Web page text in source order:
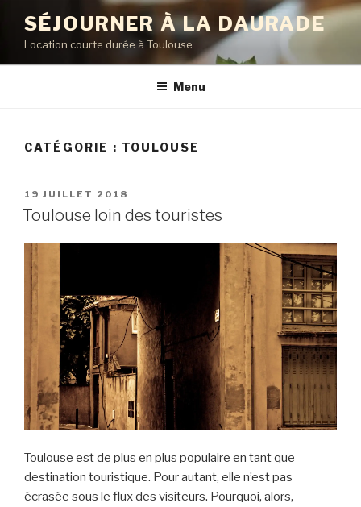
contenu
principal
SÉJOURNER À LA DAURADE
Location courte durée à Toulouse
Menu
CATÉGORIE : TOULOUSE
PUBLIÉ
LE
19 JUILLET 2018
Toulouse loin des touristes
Toulouse est de plus en plus populaire en tant que
destination touristique. Pour autant, elle n’est pas
écrasée sous le flux des visiteurs. Pourquoi, alors,